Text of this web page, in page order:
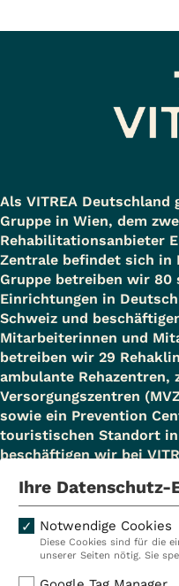
Als VITREA Deutschland
Gruppe in Wien, dem
Rehabilitationsanbieter
Zentrale befindet sich in
Gruppe betreiben wir
Einrichtungen in
Schweiz und
Mitarbeiterinnen und
betreiben wir 29
ambulante Rehazentren,
Versorgungszentren
sowie ein Prevention
touristischen Standort in
beschäftigen wir bei
Kliniken
Reha
Ihre Datenschutz-
Notwendige Cookies
Diese Cookies sind für die
unserer Seiten nötig. Sie